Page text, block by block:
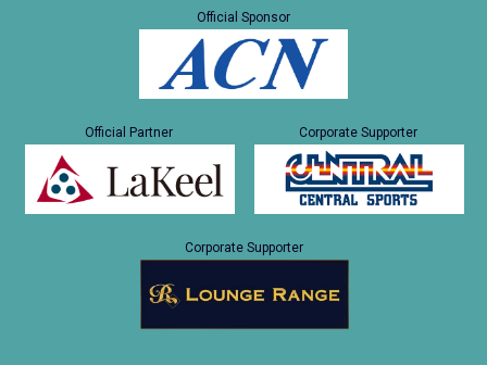
Official Sponsor
Official Partner Corporate Supporter
Corporate Supporter